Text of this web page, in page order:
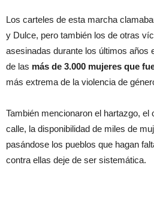
Los carteles de esta marcha
y Dulce, pero también los de otras
asesinadas durante los últimos años
de las más de 3.000 mujeres que
más extrema de la violencia de
También mencionaron el hartazgo, el
calle, la disponibilidad de miles de
pasándose los pueblos que hagan
contra ellas deje de ser sistemática.